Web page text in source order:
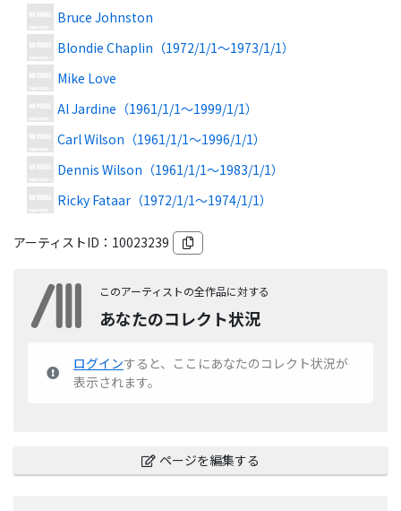
Bruce Johnston
Blondie Chaplin （1972/1/1～1973/1/1）
Mike Love
Al Jardine （1961/1/1～1999/1/1）
Carl Wilson （1961/1/1～1996/1/1）
Dennis Wilson （1961/1/1～1983/1/1）
Ricky Fataar （1972/1/1～1974/1/1）
アーティストID： 10023239
このアーティストの全作品に対する
あなたのコレクト状況
ログインすると、ここにあなたのコレクト状況が
表示されます。
ページを編集する